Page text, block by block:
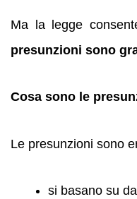
Ma la legge
presunzioni sono
Cosa sono le
Le presunzioni sono
si basano su